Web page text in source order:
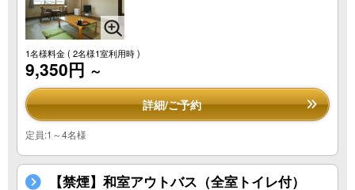
1名様料金( 2名様1室利用時 )
9,350円 ～
詳細/ご予約
定員:1～4名様
【禁煙】和室アウトバス（全室トイレ付）